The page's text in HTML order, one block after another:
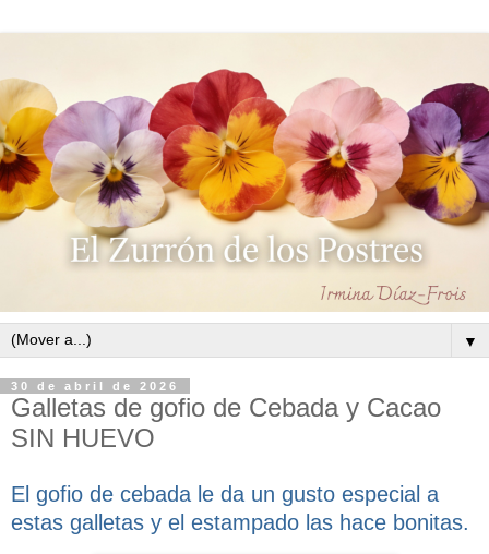
▼
30 de abril de 2026
Galletas de gofio de Cebada y Cacao
SIN HUEVO
El gofio de cebada le da un gusto especial a
estas galletas y el estampado las hace bonitas.